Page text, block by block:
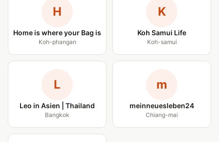
H
Home is where your Bag is
Koh-phangan
K
Koh Samui Life
Koh-samui
L
Leo in Asien | Thailand
Bangkok
m
meinneuesleben24
Chiang-mai